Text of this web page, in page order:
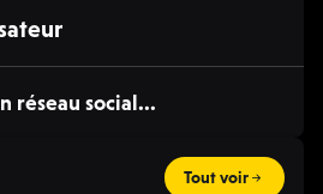
réseau social...
Tout voir